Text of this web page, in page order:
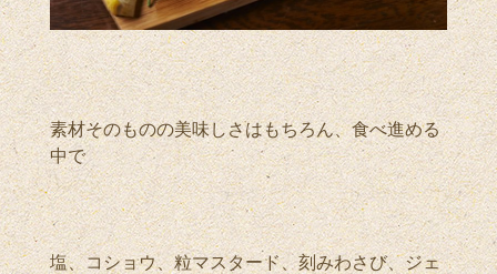
素材そのものの美味しさはもちろん、食べ進める
中で
塩、コショウ、粒マスタード、刻みわさび、ジェ